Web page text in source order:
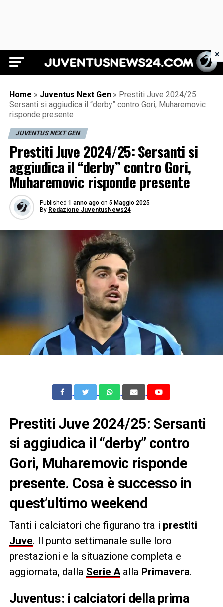
Juventus News 24
Home » Juventus Next Gen » Prestiti Juve 2024/25:
Sersanti si aggiudica il “derby” contro Gori, Muharemovic
risponde presente
JUVENTUS NEXT GEN
Prestiti Juve 2024/25: Sersanti si
aggiudica il “derby” contro Gori,
Muharemovic risponde presente
Published 1 anno ago on 5 Maggio 2025
By Redazione JuventusNews24
Prestiti Juve 2024/25: Sersanti
si aggiudica il “derby” contro
Gori, Muharemovic risponde
presente. Cosa è successo in
quest’ultimo weekend
Tanti i calciatori che figurano tra i prestiti
Juve. Il punto settimanale sulle loro
prestazioni e la situazione completa e
aggiornata, dalla Serie Aalla Primavera.
Juventus: i calciatori della prima
×